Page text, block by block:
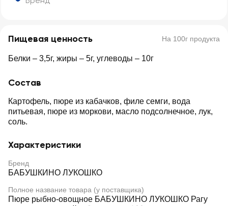
Пищевая ценность На 100г продукта
Белки – 3,5г, жиры – 5г, углеводы – 10г
Состав
Картофель, пюре из кабачков, филе семги, вода
питьевая, пюре из моркови, масло подсолнечное, лук,
соль.
Характеристики
Бренд
БАБУШКИНО ЛУКОШКО
Полное название товара (у поставщика)
Пюре рыбно-овощное БАБУШКИНО ЛУКОШКО Рагу